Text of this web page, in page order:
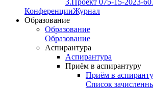
3.Проект 075-15-2023-
КонференцииЖурнал
Образование
Образование
Образование
Аспирантура
Аспирантура
Приём в аспирантуру
Приём в
Список